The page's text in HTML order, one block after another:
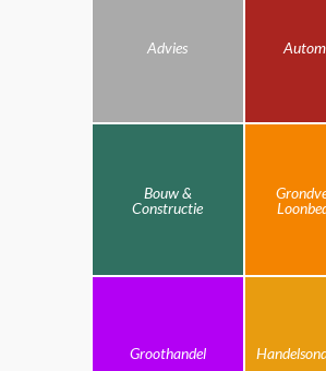
Advies
Bouw &
Constructie
Groothandel